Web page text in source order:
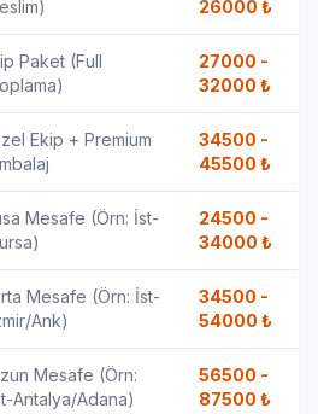
26000 ₺
Paket (Full
27000 -
32000 ₺
Ekip + Premium
34500 -
45500 ₺
Mesafe (Örn: İst-
24500 -
34000 ₺
Mesafe (Örn: İst-
Ank)
34500 -
54000 ₺
Mesafe (Örn:
Antalya/Adana)
56500 -
87500 ₺